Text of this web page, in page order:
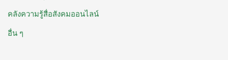
คลังความรู้สื่อสังคมออนไลน์
อื่น ๆ